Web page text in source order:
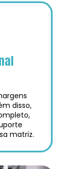
disso,
matriz.